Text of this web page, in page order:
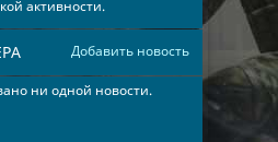
активности.
Добавить новость
ни одной новости.